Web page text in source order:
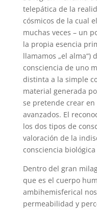
telepática de la
cósmicos de la cual
muchas veces – un
la propia esencia
llamamos „el alma“)
consciencia de uno
distinta a la simple
material generada
se pretende crear
avanzados. El
los dos tipos de
valoración de la
consciencia
Dentro del gran
que es el cuerpo
ambihemisferical
permeabilidad y